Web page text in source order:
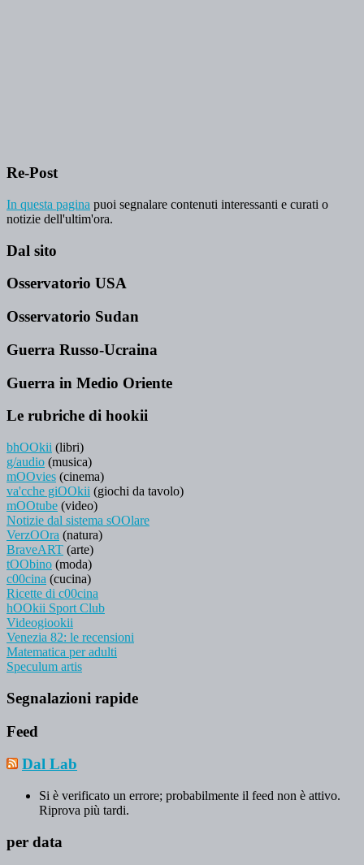
Re-Post
In questa pagina puoi segnalare contenuti interessanti e curati o
notizie dell'ultim'ora.
Dal sito
Osservatorio USA
Osservatorio Sudan
Guerra Russo-Ucraina
Guerra in Medio Oriente
Le rubriche di hookii
bhOOkii (libri)
g/audio (musica)
mOOvies (cinema)
va'cche giOOkii (giochi da tavolo)
mOOtube (video)
Notizie dal sistema sOOlare
VerzOOra (natura)
BraveART (arte)
tOObino (moda)
c00cina (cucina)
Ricette di c00cina
hOOkii Sport Club
Videogiookii
Venezia 82: le recensioni
Matematica per adulti
Speculum artis
Segnalazioni rapide
Feed
Dal Lab
Si è verificato un errore; probabilmente il feed non è attivo.
Riprova più tardi.
per data